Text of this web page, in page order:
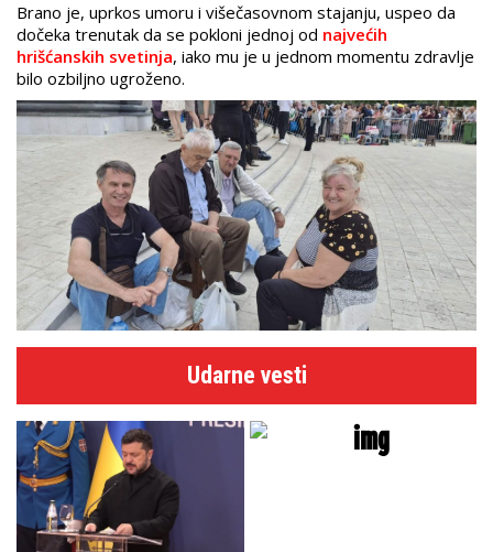
Brano je, uprkos umoru i višečasovnom stajanju, uspeo da
dočeka trenutak da se pokloni jednoj od najvećih
hrišćanskih svetinja, iako mu je u jednom momentu zdravlje
bilo ozbiljno ugroženo.
Udarne vesti